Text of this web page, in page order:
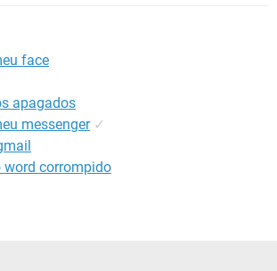
face
apagados
messenger ✓
word corrompido